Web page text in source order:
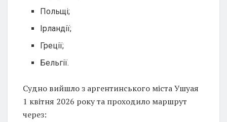
Польщі;
Ірландії;
Греції;
Бельгії.
Судно вийшло з аргентинського міста Ушуая
1 квітня 2026 року та проходило маршрут
через: